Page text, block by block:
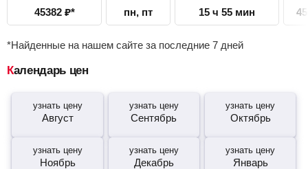
45382 ₽* пн, пт 15 ч 55 мин
*Найденные на нашем сайте за последние 7 дней
Календарь цен
узнать цену
Август
узнать цену
Сентябрь
узнать цену
Октябрь
узнать цену
Ноябрь
узнать цену
Декабрь
узнать цену
Январь